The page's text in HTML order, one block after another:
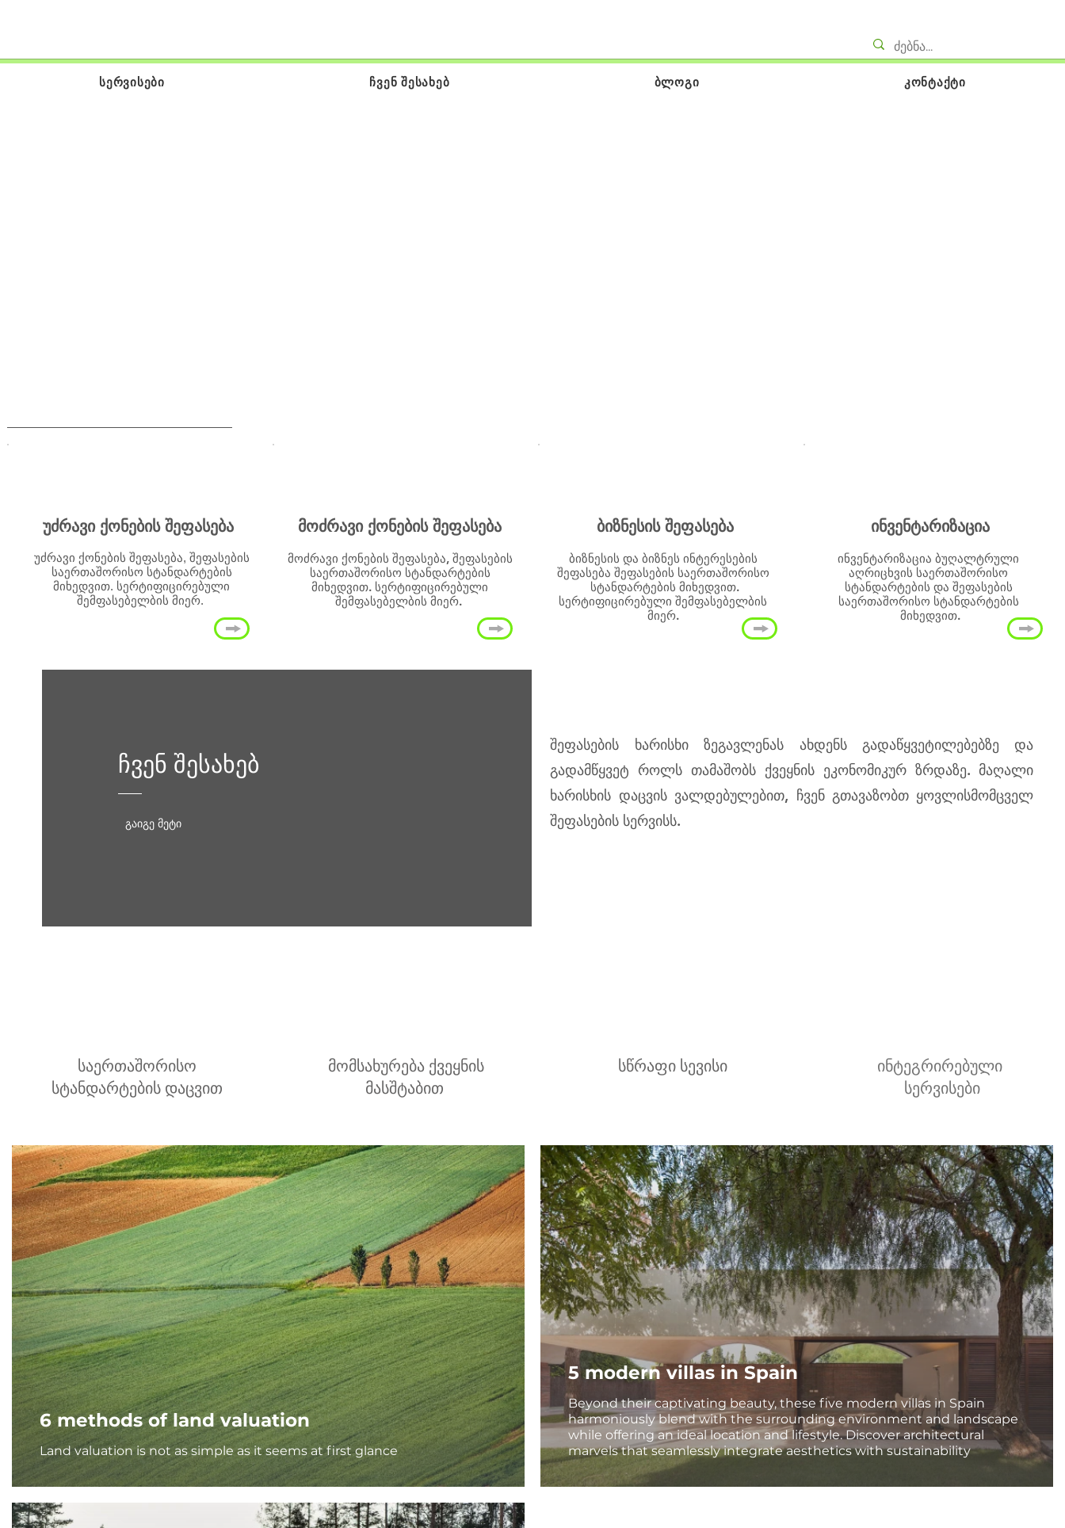
სერვისები ჩვენ შესახებ ბლოგი კონტაქტი
უძრავი ქონების შეფასება, შეფასების
საერთაშორისო სტანდარტების
მიხედვით. სერტიფიცირებული
შემფასებელბის მიერ.
უძრავი ქონების შეფასება
მოძრავი ქონების შეფასება, შეფასების
საერთაშორისო სტანდარტების
მიხედვით. სერტიფიცირებული
შემფასებელბის მიერ.
მოძრავი ქონების შეფასება
ბიზნესის და ბიზნეს ინტერესების
შეფასება შეფასების საერთაშორისო
სტანდარტების მიხედვით.
სერტიფიცირებული შემფასებელბის
მიერ.
ბიზნესის შეფასება
ინვენტარიზაცია ბუღალტრული
აღრიცხვის საერთაშორისო
სტანდარტების და შეფასების
საერთაშორისო სტანდარტების
მიხედვით.
ინვენტარიზაცია
ჩვენ შესახებ
გაიგე მეტი
შეფასების ხარისხი ზეგავლენას ახდენს გადაწყვეტილებებზე და
გადამწყვეტ როლს თამაშობს ქვეყნის ეკონომიკურ ზრდაზე. მაღალი
ხარისხის დაცვის ვალდებულებით, ჩვენ გთავაზობთ ყოვლისმომცველ
შეფასების სერვისს.
საერთაშორისო
სტანდარტების დაცვით
მომსახურება ქვეყნის
მასშტაბით
სწრაფი სევისი
ინტეგრირებული
სერვისები
6 methods of land valuation
Land valuation is not as simple as it seems at first glance
5 modern villas in Spain
Beyond their captivating beauty, these five modern villas in Spain
harmoniously blend with the surrounding environment and landscape
while offering an ideal location and lifestyle. Discover architectural
marvels that seamlessly integrate aesthetics with sustainability